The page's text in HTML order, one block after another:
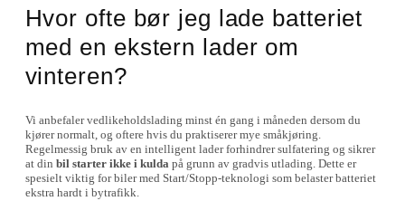
Hvor ofte bør jeg lade batteriet
med en ekstern lader om
vinteren?
Vi anbefaler vedlikeholdslading minst én gang i måneden dersom du
kjører normalt, og oftere hvis du praktiserer mye småkjøring.
Regelmessig bruk av en intelligent lader forhindrer sulfatering og sikrer
at din bil starter ikke i kuldapå grunn av gradvis utlading. Dette er
spesielt viktig for biler med Start/Stopp-teknologi som belaster batteriet
ekstra hardt i bytrafikk.